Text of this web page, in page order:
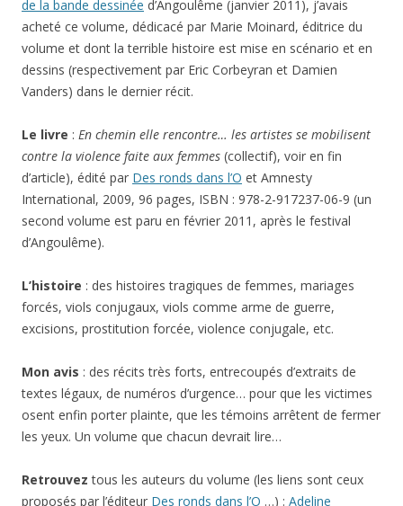
de la bande dessinée d’Angoulême (janvier 2011), j’avais
acheté ce volume, dédicacé par Marie Moinard, éditrice du
volume et dont la terrible histoire est mise en scénario et en
dessins (respectivement par Eric Corbeyran et Damien
Vanders) dans le dernier récit.
Le livre : En chemin elle rencontre… les artistes se mobilisent
contre la violence faite aux femmes (collectif), voir en fin
d’article), édité par Des ronds dans l’O et Amnesty
International, 2009, 96 pages, ISBN : 978-2-917237-06-9 (un
second volume est paru en février 2011, après le festival
d’Angoulême).
L’histoire : des histoires tragiques de femmes, mariages
forcés, viols conjugaux, viols comme arme de guerre,
excisions, prostitution forcée, violence conjugale, etc.
Mon avis : des récits très forts, entrecoupés d’extraits de
textes légaux, de numéros d’urgence… pour que les victimes
osent enfin porter plainte, que les témoins arrêtent de fermer
les yeux. Un volume que chacun devrait lire…
Retrouvez tous les auteurs du volume (les liens sont ceux
proposés par l’éditeur Des ronds dans l’O …) : Adeline